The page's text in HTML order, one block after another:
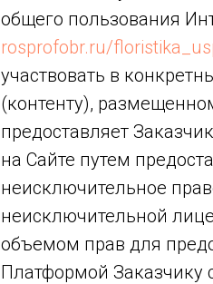
общего пользования
rosprofobr.ru/
участвовать в
(контенту),
предоставляет
на Сайте путем
неисключительное
неисключительной
объемом прав для
Платформой Заказчику